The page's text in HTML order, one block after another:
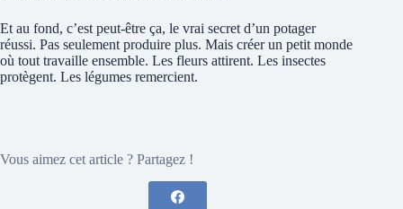
Et au fond, c’est peut-être ça, le vrai secret d’un potager
réussi. Pas seulement produire plus. Mais créer un petit monde
où tout travaille ensemble. Les fleurs attirent. Les insectes
protègent. Les légumes remercient.
Vous aimez cet article ? Partagez !